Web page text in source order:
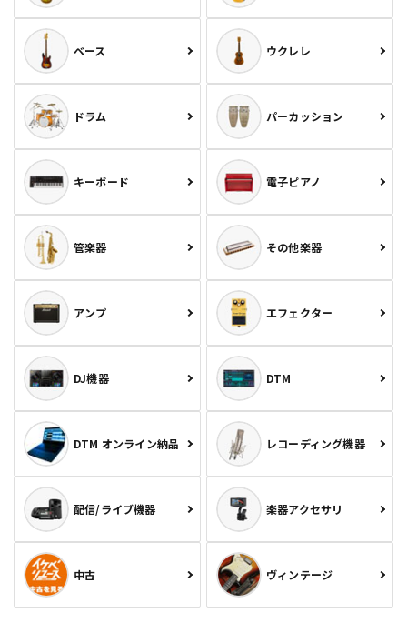
ベース ウクレレ
ドラム パーカッション
キーボード 電子ピアノ
管楽器 その他楽器
アンプ エフェクター
DJ機器 DTM
DTM オンライン納品 レコーディング機器
配信/ライブ機器 楽器アクセサリ
中古 ヴィンテージ